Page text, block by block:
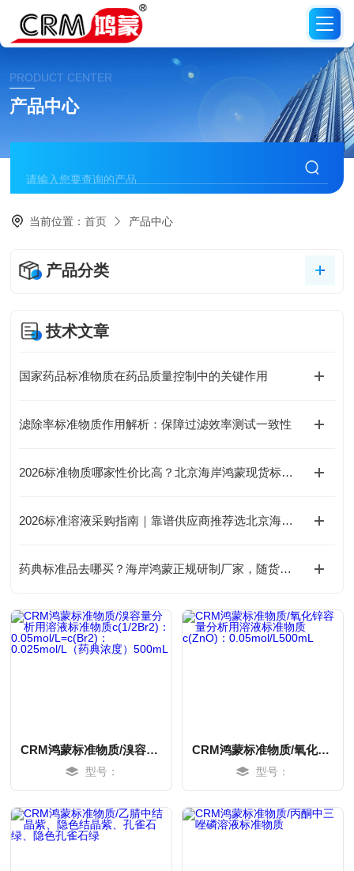
PRODUCT CENTER
产品中心
当前位置：首页 产品中心
产品分类
技术文章
国家药品标准物质在药品质量控制中的关键作用
滤除率标准物质作用解析：保障过滤效率测试一致性
2026标准物质哪家性价比高？北京海岸鸿蒙现货标物价格合理有优惠
2026标准溶液采购指南｜靠谱供应商推荐选北京海岸鸿蒙，可定制混
药典标准品去哪买？海岸鸿蒙正规研制厂家，随货出具批次稳定性完整数据，药典专用标物现货报价
CRM鸿蒙标准物质/溴容量分析用溶液标准物质c(1/2Br2)：0.05mol/L=c(Br2)：0.025mol/L（药典浓度）500mL
型号：
CRM鸿蒙标准物质/氧化锌容量分析用溶液标准物质c(ZnO)：0.05mol/L500mL
型号：